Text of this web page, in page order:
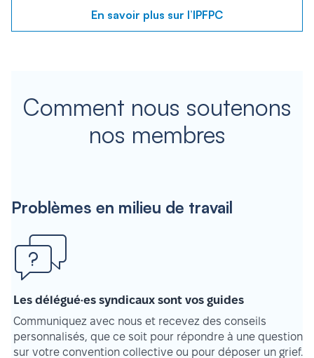
En savoir plus sur l’IPFPC
Comment nous soutenons
nos membres
Problèmes en milieu de travail
Les délégué·es syndicaux sont vos guides
Communiquez avec nous et recevez des conseils
personnalisés, que ce soit pour répondre à une question
sur votre convention collective ou pour déposer un grief.